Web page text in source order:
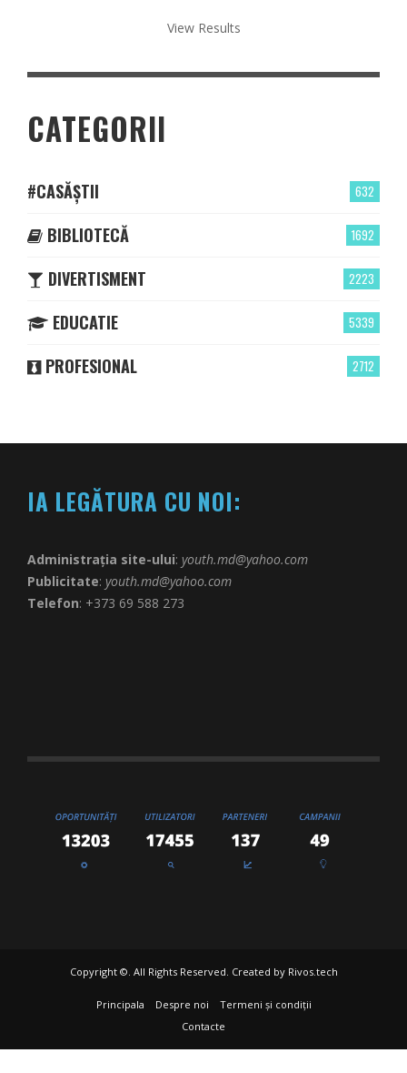
View Results
CATEGORII
632
#CASĂȘTII
1692
BIBLIOTECĂ
2223
DIVERTISMENT
5339
EDUCATIE
2712
PROFESIONAL
IA LEGĂTURA CU NOI:
Administrația site-ului: youth.md@yahoo.com
Publicitate: youth.md@yahoo.com
Telefon: +373 69 588 273
Copyright ©. All Rights Reserved. Created by Rivos.tech
Principala Despre noi
Termeni și condiții
Contacte